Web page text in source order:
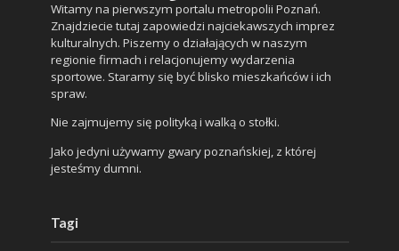
Witamy na pierwszym portalu metropolii Poznań.
Znajdziecie tutaj zapowiedzi najciekawszych imprez
kulturalnych. Piszemy o działających w naszym
regionie firmach i relacjonujemy wydarzenia
sportowe. Staramy się być blisko mieszkańców i ich
spraw.
Nie zajmujemy się polityką i walką o stołki.
Jako jedyni używamy gwary poznańskiej, z której
jesteśmy dumni.
Tagi